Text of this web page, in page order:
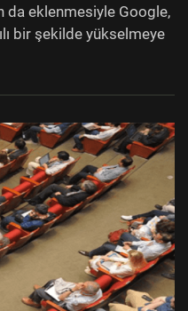
da eklenmesiyle Google,
bir şekilde yükselmeye